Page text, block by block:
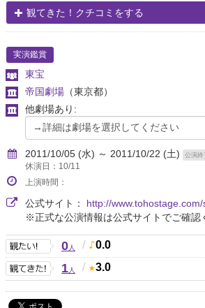
観てきた！クチコミをする
実演鑑賞
東宝
帝国劇場 （東京都）
他劇場あり:
2011/10/05 (水) ～ 2011/10/22 (土) 公演終
休演日：10/11
上演時間：
公式サイト： http://
※正式な公演情報は公式サイトでご確認
0人 / 0.0
1人 / 3.0